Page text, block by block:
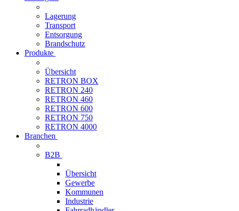
Lagerung
Transport
Entsorgung
Brandschutz
Produkte
Übersicht
RETRON BOX
RETRON 240
RETRON 460
RETRON 600
RETRON 750
RETRON 4000
Branchen
B2B
Übersicht
Gewerbe
Kommunen
Industrie